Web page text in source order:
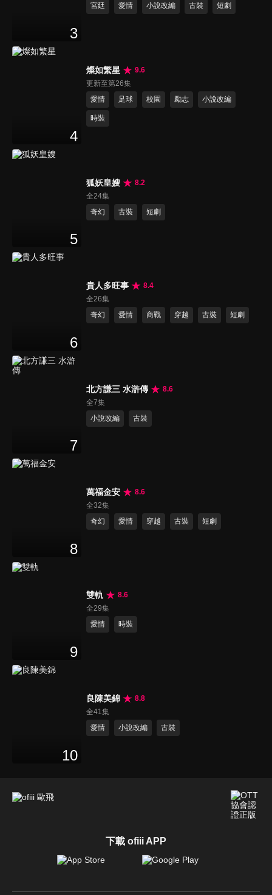
3
宮廷
愛情 小說改編 古裝 短劇
4
燦如繁星
9.6
更新至第26集
愛情
足球 校園 勵志 小說改編
時裝
5
狐妖皇嫂
8.2
全24集
奇幻
古裝 短劇
6
貴人多旺事
8.4
全26集
奇幻
愛情 商戰 穿越 古裝 短劇
7
北方謙三 水滸傳
8.6
全7集
小說改編
古裝
8
萬福金安
8.6
全32集
奇幻
愛情 穿越 古裝 短劇
9
雙軌
8.6
全29集
愛情
時裝
10
良陳美錦
8.8
全41集
愛情
小說改編 古裝
下載 ofiii APP